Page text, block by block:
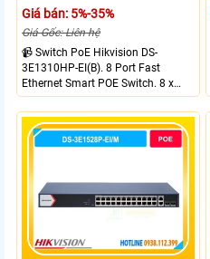
Giá bán: 5%-35%
Giá Gốc: Liên hệ
📹 Switch PoE Hikvision DS-
3E1310HP-EI(B). 8 Port Fast
Ethernet Smart POE Switch. 8 x
10/100M PoE Ports, 2 x Gigabit
Uplink Ports.